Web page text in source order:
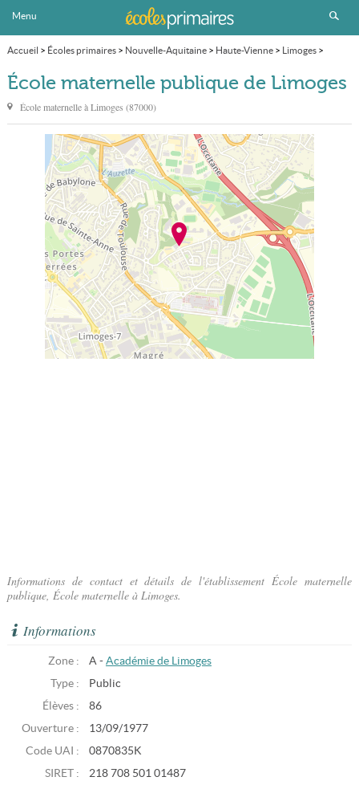
Menu
Accueil > Écoles primaires> Nouvelle-Aquitaine> Haute-Vienne> Limoges>
École maternelle publique
École maternelle publique de Limoges
École maternelle àLimoges (87000)
Informations de contact et détails de l'établissement École maternelle
publique, École maternelle à Limoges.
Informations
Zone : A - Académie de Limoges
Type :
Public
Élèves :
86
Ouverture :
13/09/1977
Code UAI :
0870835K
SIRET :
218 708 501 01487